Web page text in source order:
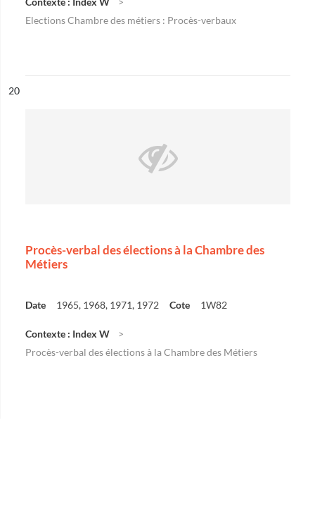
Elections Chambre des métiers : Procès-verbaux
n°
20
Procès-verbal des élections à la Chambre des
Métiers
Date 1965, 1968, 1971, 1972 Cote 1W82
Contexte : Index W
Procès-verbal des élections à la Chambre des Métiers